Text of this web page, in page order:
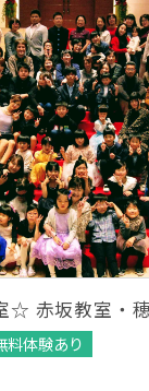
☆ 赤坂教室・
料体験あり